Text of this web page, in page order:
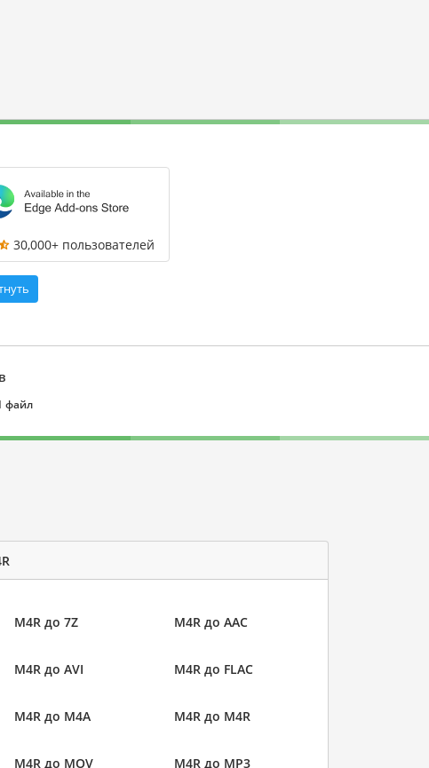
30,000+ пользователей
файл
M4R до 7Z M4R до AAC
M4R до AVI M4R до FLAC
M4R до M4A M4R до M4R
M4R до MOV M4R до MP3